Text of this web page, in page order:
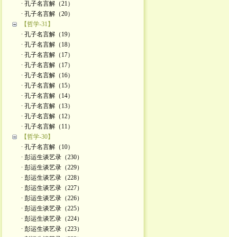
· 孔子名言解（21）
· 孔子名言解（20）
【哲学-31】
· 孔子名言解（19）
· 孔子名言解（18）
· 孔子名言解（17）
· 孔子名言解（17）
· 孔子名言解（16）
· 孔子名言解（15）
· 孔子名言解（14）
· 孔子名言解（13）
· 孔子名言解（12）
· 孔子名言解（11）
【哲学-30】
· 孔子名言解（10）
· 彭运生谈艺录（230）
· 彭运生谈艺录（229）
· 彭运生谈艺录（228）
· 彭运生谈艺录（227）
· 彭运生谈艺录（226）
· 彭运生谈艺录（225）
· 彭运生谈艺录（224）
· 彭运生谈艺录（223）